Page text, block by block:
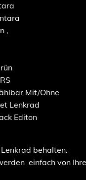
,
Mit/Ohne
Lenkrad
Editon
behalten.
einfach von